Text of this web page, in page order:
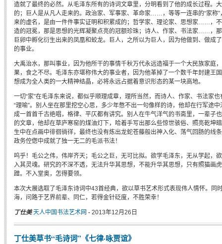
造就了最终的必然。从毛泽东所有的诗词文章里，分明看到了他的成长过程。
的；巨人是从凡人走来的。政治家、军事家、革命家……，等等一连串的“家称”
来的虚名，是由一件件事实证明和积累成的；哲学家、理论家、思想家……，
造的冠冕，那是思想的光辉凝聚点亮的冠额珍珠；诗人、作家、书法家……，那
巨卵中孵化衍生出来的凤凰和蛟龙。巨人，之所以为巨人，因为他做到、做成
的事业。
大禹治水，那叫事业，因为他所干的事情千秋万代永远造福于一个大民族家庭
果，食之不尽。毛泽东亦堪称伟大的事业者，因为他革掉了一个数千年封建王国
想成为全人类的一大精神结晶，必将永远占据着意识形态的某一块高地。
一切“家”在毛泽东来说，都似乎顺理成章，理所当然，而诗人、作家、书法家
“理喻”。别人坐在那里挖空心思，多少年憋不出一句像样的诗，他却在行军途
成一首首千古绝唱，格律、平仄都有讲究。别人在牛气洋气的书斋里，一辈子
的文章，他却在草庐寒窑的煤油灯下，哈着手写出那么些惊世骇俗、照亮乾坤
生中在点画中徘徊徜徉，最终也没有炼出龙蛇苍藤般出神入化、荡气回肠的线
政务倥偬中成就了独一无二的毛派书法！
呜乎！毛公之伟，伟岸齐天；毛公之巨，无可比拟。欲学毛泽东，无从学起，
入其灵魂。研究的不深不透，无法升华其思想，不能升华其思想，只有照猫画
蹭。不入堂奥，怎得要领。
本次大展选取了毛泽东诗词中43首经典，欲以草书艺术形式表现伟人情怀。同
海，问路于艺界前辈、同仁，若得金针砭度，不胜荣幸！
丁仕美 天人中国书法艺术网 - 2013年12月26日
丁仕美草书“毛诗词”《七律·咏贾谊》